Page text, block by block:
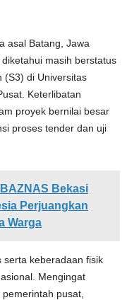
asal Batang, Jawa
masih berstatus
(S3) di Universitas
Keterlibatan
proyek bernilai besar
proses tender dan uji
Bekasi
Perjuangkan
Warga
serta keberadaan fisik
Mengingat
pusat,